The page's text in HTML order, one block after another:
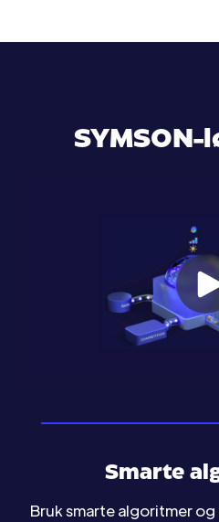
SYMSON-
Smarte
Bruk smarte algoritmer